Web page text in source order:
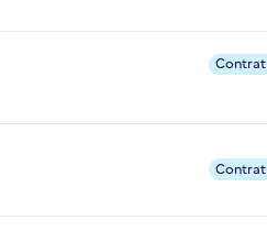
Contrat
Contrat